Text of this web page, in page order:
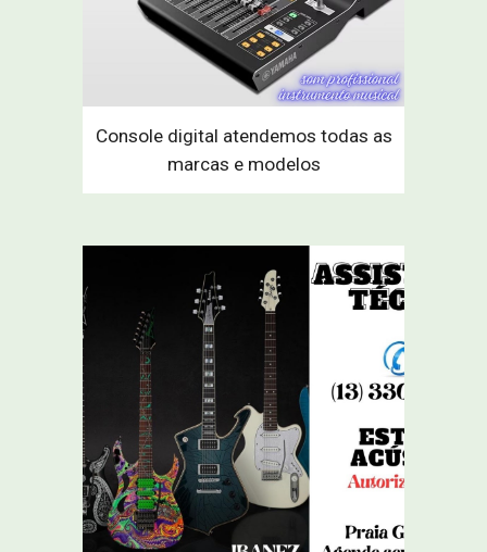
Console digital atendemos todas as
marcas e modelos